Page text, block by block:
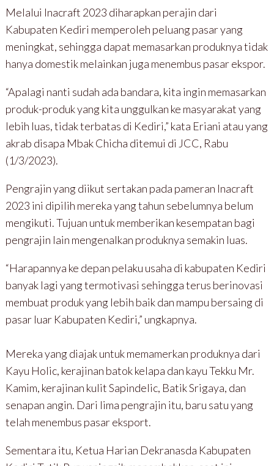
Melalui Inacraft 2023 diharapkan perajin dari
Kabupaten Kediri memperoleh peluang pasar yang
meningkat, sehingga dapat memasarkan produknya tidak
hanya domestik melainkan juga menembus pasar ekspor.
“Apalagi nanti sudah ada bandara, kita ingin memasarkan
produk-produk yang kita unggulkan ke masyarakat yang
lebih luas, tidak terbatas di Kediri,” kata Eriani atau yang
akrab disapa Mbak Chicha ditemui di JCC, Rabu
(1/3/2023).
Pengrajin yang diikut sertakan pada pameran Inacraft
2023 ini dipilih mereka yang tahun sebelumnya belum
mengikuti. Tujuan untuk memberikan kesempatan bagi
pengrajin lain mengenalkan produknya semakin luas.
“Harapannya ke depan pelaku usaha di kabupaten Kediri
banyak lagi yang termotivasi sehingga terus berinovasi
membuat produk yang lebih baik dan mampu bersaing di
pasar luar Kabupaten Kediri,” ungkapnya.
Mereka yang diajak untuk memamerkan produknya dari
Kayu Holic, kerajinan batok kelapa dan kayu Tekku Mr.
Kamim, kerajinan kulit Sapindelic, Batik Srigaya, dan
senapan angin. Dari lima pengrajin itu, baru satu yang
telah menembus pasar eksport.
Sementara itu, Ketua Harian Dekranasda Kabupaten